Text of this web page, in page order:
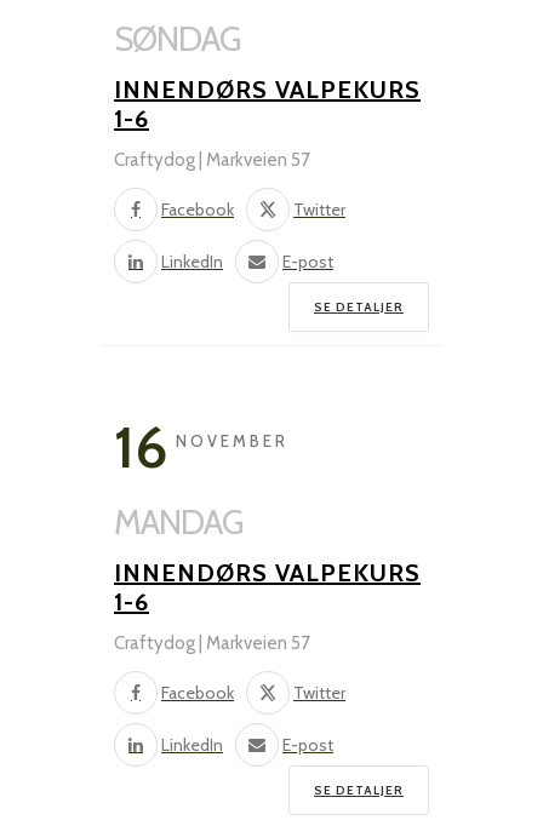
SØNDAG
INNENDØRS VALPEKURS
1-6
Craftydog | Markveien 57
Facebook Twitter
LinkedIn E-post
SE DETALJER
16 NOVEMBER
MANDAG
INNENDØRS VALPEKURS
1-6
Craftydog | Markveien 57
Facebook Twitter
LinkedIn E-post
SE DETALJER